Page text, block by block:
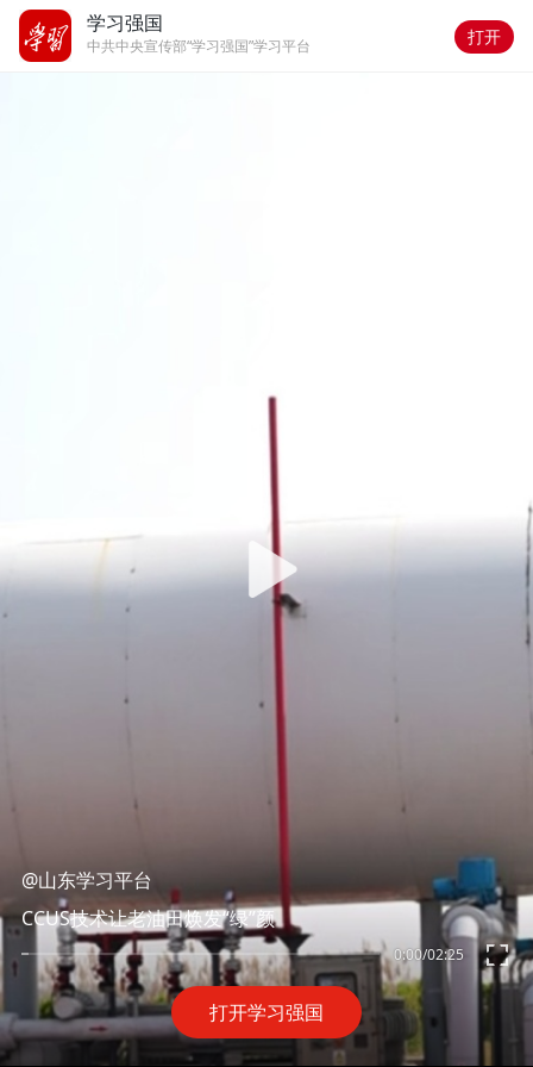
学习强国
中共中央宣传部“学习强国”学习平台 打开
打开学习强国
0:00/02:25
@山东学习平台
CCUS技术让老油田焕发“绿”颜